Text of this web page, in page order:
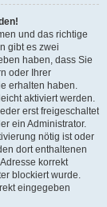
und das richtige
gibt es zwei
haben, dass Sie
oder Ihrer
erhalten haben.
aktiviert werden.
erst freigeschaltet
ein Administrator.
nötig ist oder
dort enthaltenen
korrekt
blockiert wurde.
eingegeben